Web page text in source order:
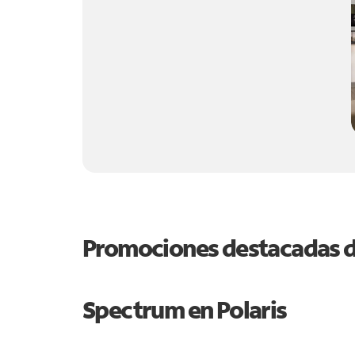
Promociones destacadas
Spectrum enPolaris